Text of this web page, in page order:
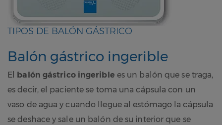
TIPOS DE BALÓN GÁSTRICO
Balón gástrico ingerible
El balón gástrico ingerible es un balón que se traga,
es decir, el paciente se toma una cápsula con un
vaso de agua y cuando llegue al estómago la cápsula
se deshace y sale un balón de su interior que se